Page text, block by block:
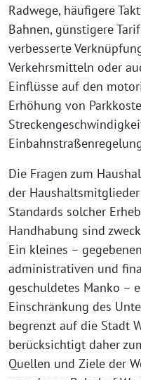
Radwege, häufigere
Bahnen, günstigere
verbesserte
Verkehrsmitteln oder
Einflüsse auf den
Erhöhung von
Die Fragen zum
der
Standards solcher
Handhabung sind
Ein kleines –
administrativen und
geschuldetes Manko –
Einschränkung des
begrenzt auf die Stadt
berücksichtigt daher
Quellen und Ziele der